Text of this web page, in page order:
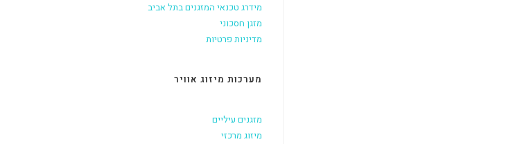
מידרג טכנאי המזגנים בתל אביב
מזגן חסכוני
מדיניות פרטיות
מערכות מיזוג אוויר
מזגנים עיליים
מיזוג מרכזי